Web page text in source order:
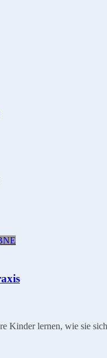
Kinder lernen, wie sie